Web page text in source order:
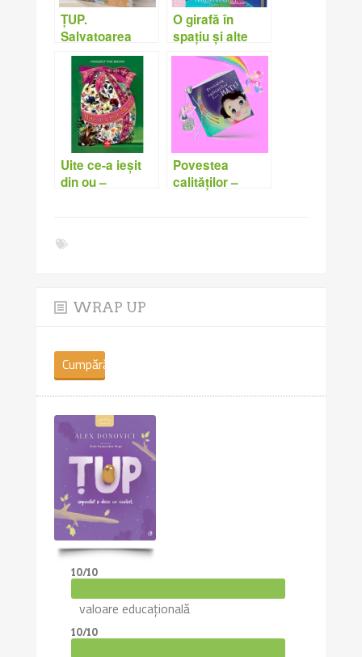
ȚUP.
Salvatoarea
iernii – Alex
Donovici
O girafă în
spațiu și alte
șapte lumi
ascunse –
Cristina
Donovici
Uite ce-a ieșit
din ou –
Povestea
calităților –
WRAP UP
Cumpără
cartea
10/10
valoare educațională
10/10